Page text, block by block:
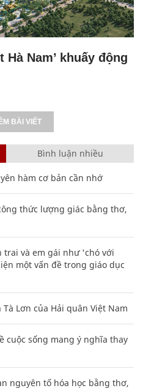
Hà Nam’ khuấy động
BÀI VIẾT
Bình luận nhiều
hàm cơ bản cần nhớ
thức lượng giác bằng thơ,
trai và em gái như 'chó với
một vấn đề trong giáo dục
Lơn của Hải quân Việt Nam
cuộc sống mang ý nghĩa thay
nguyên tố hóa học bằng thơ,